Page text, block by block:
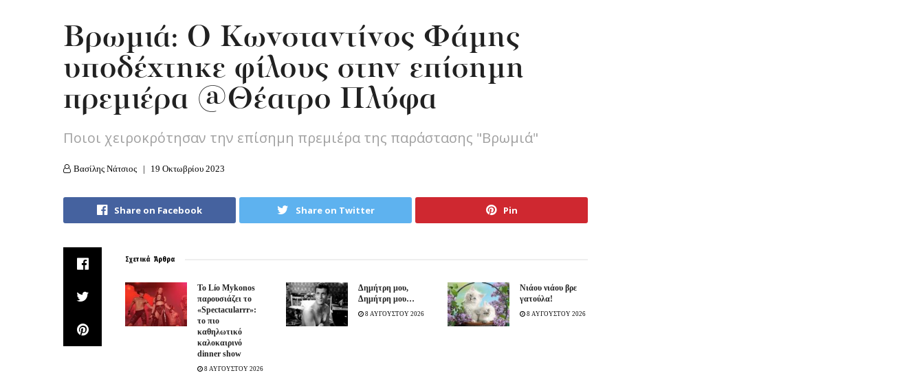
Βρωμιά: O Kωνσταντίνος Φάμης
υποδέχτηκε φίλους στην επίσημη
πρεμιέρα @Θέατρο Πλύφα
Ποιοι χειροκρότησαν την επίσημη πρεμιέρα της παράστασης "Βρωμιά"
Βασίλης Νάτσιος 19 Οκτωβρίου 2023
Share on Facebook Share on Twitter Pin
Σχετικά Άρθρα
Το Lío Mykonos
παρουσιάζει το
«Spectacularrr»:
το πιο
καθηλωτικό
καλοκαιρινό
dinner show
8 ΑΥΓΟΥΣΤΟΥ 2026
Δημήτρη μου,
Δημήτρη μου…
8 ΑΥΓΟΥΣΤΟΥ 2026
Νιάου νιάου βρε
γατούλα!
8 ΑΥΓΟΥΣΤΟΥ 2026